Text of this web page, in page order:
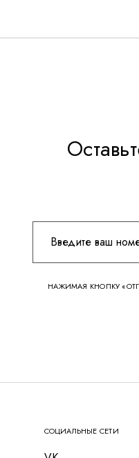
НАЖИМАЯ КНОПКУ
СОЦИАЛЬНЫЕ СЕТИ